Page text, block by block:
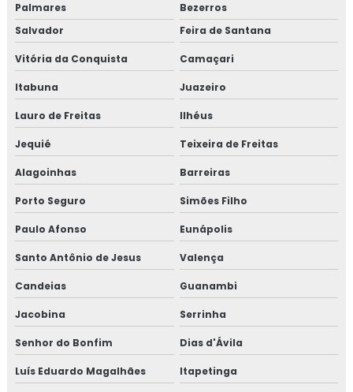
Palmares
Bezerros
Salvador
Feira de Santana
Vitória da Conquista Camaçari
Itabuna Juazeiro
Lauro de Freitas Ilhéus
Jequié Teixeira de Freitas
Alagoinhas Barreiras
Porto Seguro Simões Filho
Paulo Afonso Eunápolis
Santo Antônio de Jesus Valença
Candeias Guanambi
Jacobina Serrinha
Senhor do Bonfim Dias d'Ávila
Luís Eduardo Magalhães Itapetinga